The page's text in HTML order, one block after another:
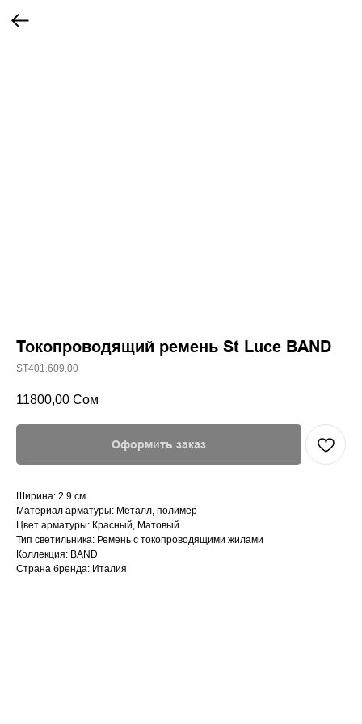
Токопроводящий ремень St Luce BAND
ST401.609.00
11800,00 Сом
Оформить заказ
Ширина: 2.9 см
Материал арматуры: Металл, полимер
Цвет арматуры: Красный, Матовый
Тип светильника: Ремень с токопроводящими жилами
Коллекция: BAND
Страна бренда: Италия